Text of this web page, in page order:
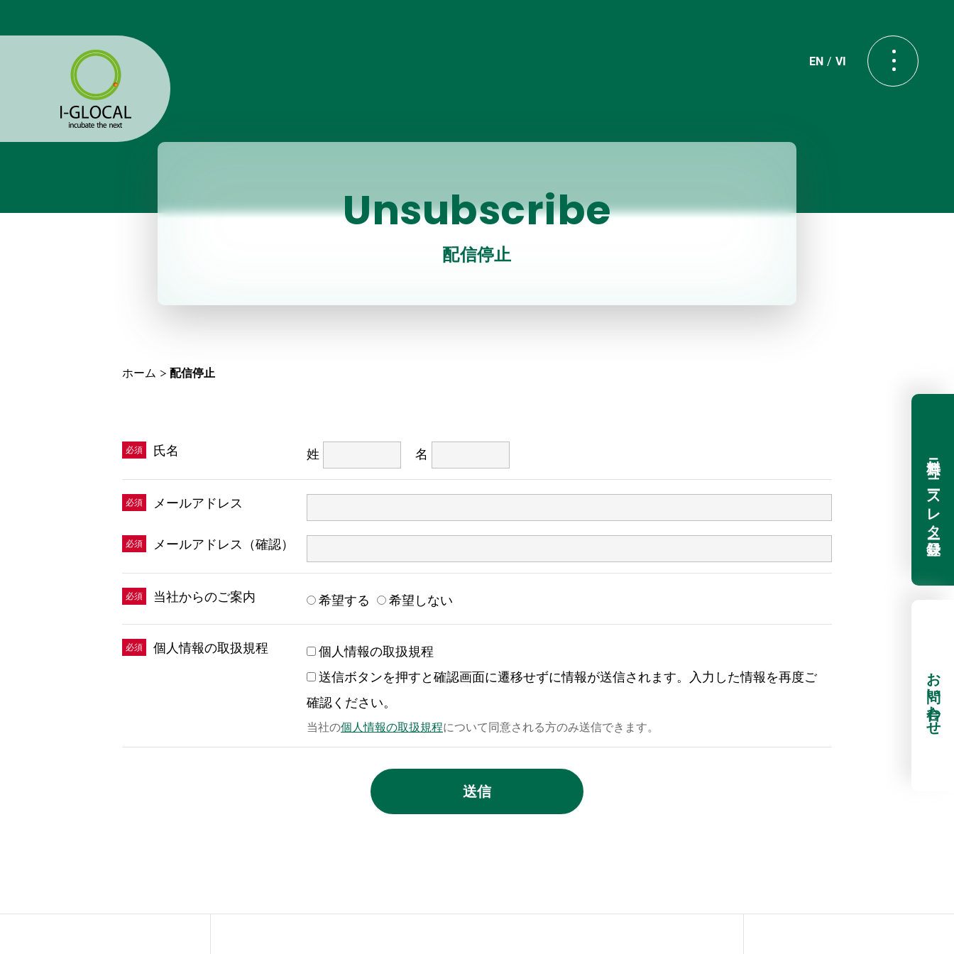
EN VI
Unsubscribe
配信停止
ホーム 配信停止
必須 氏名 姓 名
必須 メールアドレス
必須 メールアドレス（確認）
必須 当社からのご案内 希望する 希望しない
必須 個人情報の取扱規程
個人情報の取扱規程
送信ボタンを押すと確認画面に遷移せずに情報が送信されます。入力した情報を再度ご
確認ください。
当社の個人情報の取扱規程について同意される方のみ送信できます。
無料ニュースレター登録
お問い合わせ